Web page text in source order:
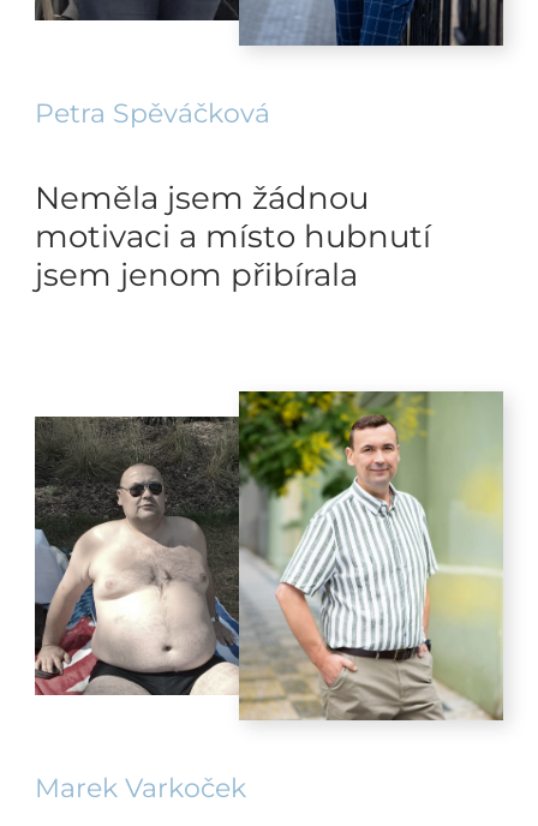
Petra Spěváčková
Neměla jsem žádnou
motivaci a místo hubnutí
jsem jenom přibírala
Marek Varkoček